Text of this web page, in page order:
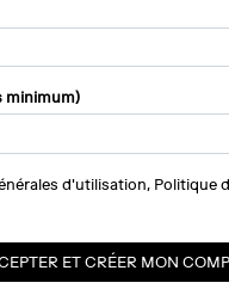
minimum)
d'utilisation, Politique
ET CRÉER MON